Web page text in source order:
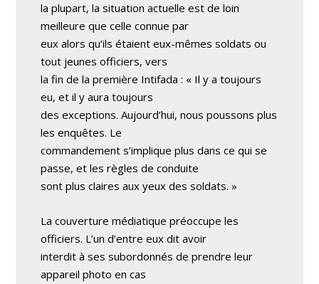
la plupart, la situation actuelle est de loin
meilleure que celle connue par
eux alors qu’ils étaient eux-mêmes soldats ou
tout jeunes officiers, vers
la fin de la première Intifada : « Il y a toujours
eu, et il y aura toujours
des exceptions. Aujourd’hui, nous poussons plus
les enquêtes. Le
commandement s’implique plus dans ce qui se
passe, et les règles de conduite
sont plus claires aux yeux des soldats. »
La couverture médiatique préoccupe les
officiers. L’un d’entre eux dit avoir
interdit à ses subordonnés de prendre leur
appareil photo en cas